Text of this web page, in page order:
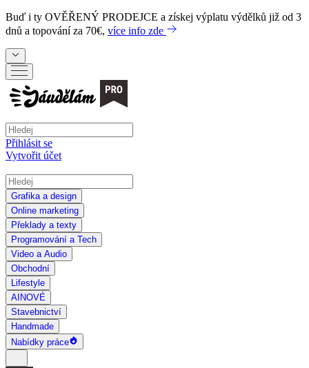
Buď i ty OVĚŘENÝ PRODEJCE a získej výplatu výdělků již od 3
dnů a topování za 70€, více info zde
Přihlásit se
Vytvořit účet
Grafika a design
Online marketing
Překlady a texty
Programování a Tech
Video a Audio
Obchodní
Lifestyle
AI NOVÉ
Stavebnictví
Handmade
Nabídky práce